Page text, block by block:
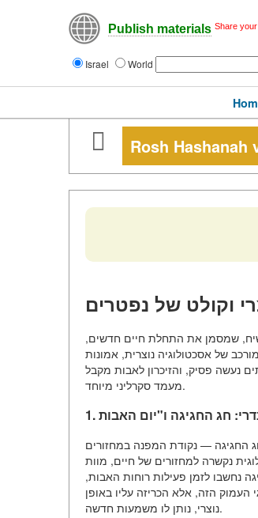
Publish materials Share
Israel World
Rosh Hashanah
וקולט של נפטרים
שמסמן את התחלת חיים חדשים,
של אסכטולוגיה נוצרית, אמונות
נעשה פסיק, והזיכרון לאבות מקבל
מעמד סקרליני מיוחד.
לפי הלוח היוליאני) נקבע על ידי הכנסיה במאה ה-4 ונקשר לחג החגיגה — נקודת המפנה במחזורים
נקשרה למחזורים של חיים, מוות
נחשבו לזמן פעילות רוחות האבות,
העמוק הזה, אלא הכריזה עליו באופן
נוצרי, נותן לו משמעות חדשה.